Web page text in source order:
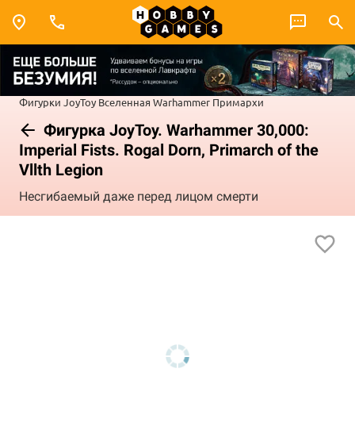
Фигурки JoyToy Вселенная Warhammer Примархи
Фигурка JoyToy. Warhammer 30,000:
Imperial Fists. Rogal Dorn, Primarch of the
Vllth Legion
Несгибаемый даже перед лицом смерти